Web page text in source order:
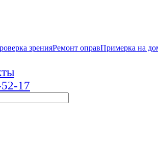
зренияРемонт оправПримерка на
17